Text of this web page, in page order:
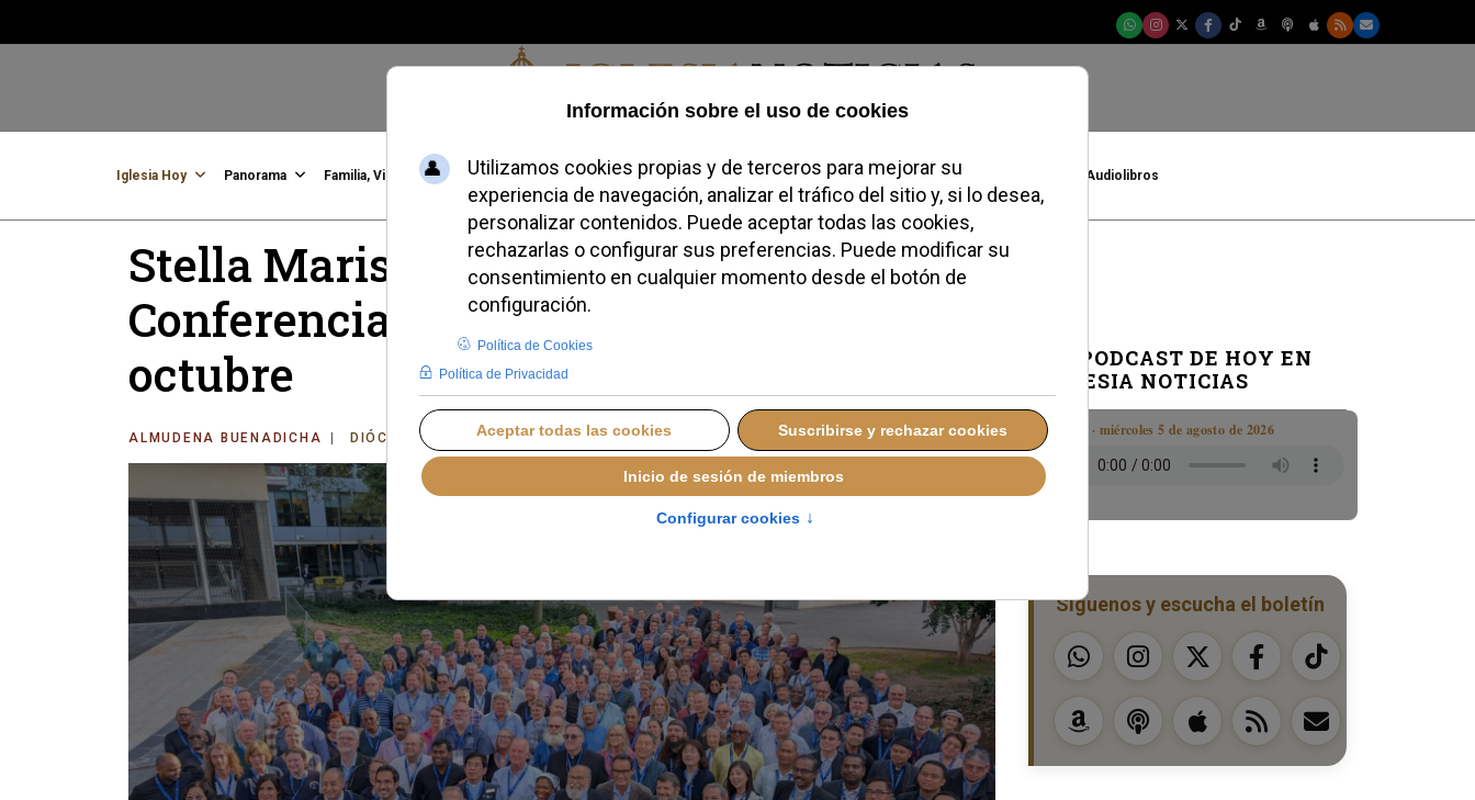
Jueves, 06 de agosto de 2026
Iglesia Hoy Panorama Familia, Vida, Identidad Credofobiómetro Blogs Temas Buscar #JovenesConFe Podcast Audiolibros
Stella Maris de Barcelona acoge la
Conferencia Mundial de la ICMA en
octubre
ALMUDENA BUENADICHA DIÓCESIS DE BARCELONA MIÉRCOLES, 08 OCTUBRE 2025 09:33
EL PODCAST DE HOY EN
IGLESIA NOTICIAS
Boletín · miércoles 5 de agosto de 2026
Síguenos y escucha el boletín